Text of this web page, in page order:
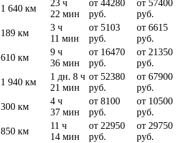
1 640 км
23 ч
22 мин
от 44280
руб.
от 57400
руб.
189 км
3 ч
11 мин
от 5103
руб.
от 6615
руб.
610 км
9 ч
36 мин
от 16470
руб.
от 21350
руб.
1 940 км
1 дн. 8 ч
21 мин
от 52380
руб.
от 67900
руб.
300 км
4 ч
37 мин
от 8100
руб.
от 10500
руб.
850 км
11 ч
14 мин
от 22950
руб.
от 29750
руб.